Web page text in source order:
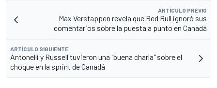
ARTÍCULO PREVIO
Max Verstappen revela que Red Bull ignoró sus
comentarios sobre la puesta a punto en Canadá
ARTÍCULO SIGUIENTE
Antonelli y Russell tuvieron una "buena charla" sobre el
choque en la sprint de Canadá